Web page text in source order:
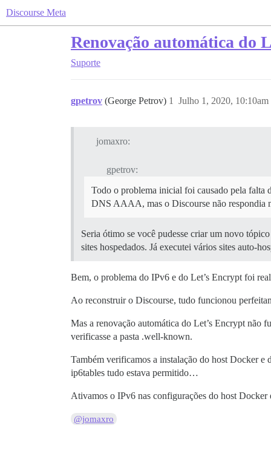
Discourse Meta
Renovação automática do
Suporte
gpetrov (George Petrov) Julho 1, 2020, 10:10am
1
jomaxro:
gpetrov:
Todo o problema inicial foi causado pela falta
DNS AAAA, mas o Discourse não respondia
Seria ótimo se você pudesse criar um novo
sites hospedados. Já executei vários sites auto-
Bem, o problema do IPv6 e do Let’s Encrypt foi
Ao reconstruir o Discourse, tudo funcionou
Mas a renovação automática do Let’s Encrypt não
verificasse a pasta .well-known.
Também verificamos a instalação do host Docker
ip6tables tudo estava permitido…
Ativamos o IPv6 nas configurações do host Docker
@jomaxro